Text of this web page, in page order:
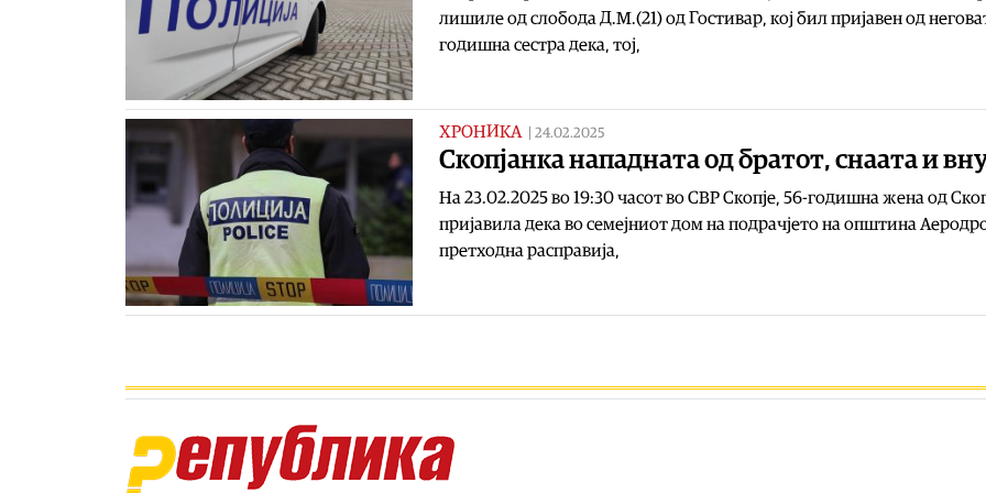
лишиле од слобода Д.М.(21) од Гостивар, кој бил пријавен од
годишна сестра дека, тој,
ХРОНИКА | 24.02.2025
Скопјанка нападната од братот, снаата и
На 23.02.2025 во 19:30 часот во СВР Скопје, 56-годишна жена од
пријавила дека во семејниот дом на подрачјето на општина
претходна расправија,